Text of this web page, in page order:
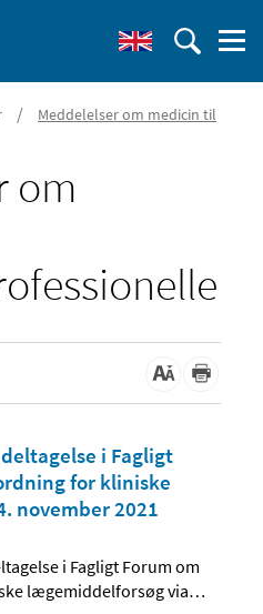
/
Meddelelser om medicin til
om
i Fagligt
for kliniske
november 2021
i Fagligt Forum om
lægemiddelforsøg via…